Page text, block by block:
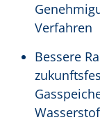
Verfahren
Bessere